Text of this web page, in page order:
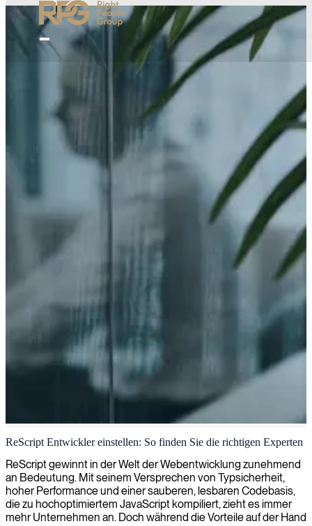
ReScript-Entwicklungsdienstleistungen
Wir bieten ReScript-Entwicklungsdienstleistungen an und liefern
sauberen, typsicheren Code, der zu hochoptimiertem JavaScript
kompiliert wird, für robuste und leistungsstarke Webanwendungen.
ReScript Entwickler einstellen: So finden Sie die richtigen Experten
ReScript gewinnt in der Welt der Webentwicklung zunehmend
an Bedeutung. Mit seinem Versprechen von Typsicherheit,
hoher Performance und einer sauberen, lesbaren Codebasis,
die zu hochoptimiertem JavaScript kompiliert, zieht es immer
mehr Unternehmen an. Doch während die Vorteile auf der Hand